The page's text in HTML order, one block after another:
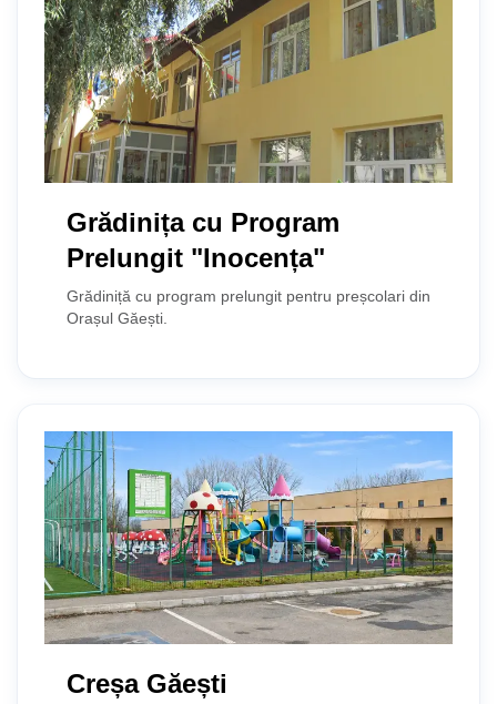
Grădinița cu Program
Prelungit "Inocența"
Grădiniță cu program prelungit pentru preșcolari din
Orașul Găești.
Creșa Găești